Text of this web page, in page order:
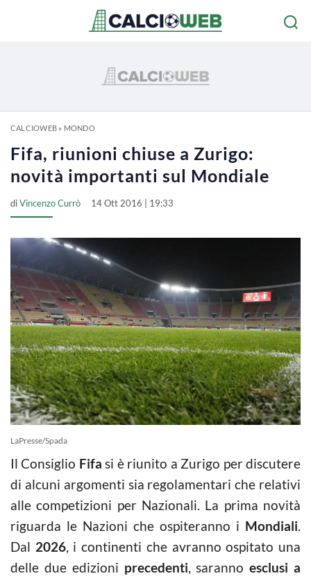
CALCIOWEB» MONDO
Fifa, riunioni chiuse a Zurigo:
novità importanti sul Mondiale
diVincenzo Currò 14 Ott 2016 | 19:33
LaPresse/Spada
Il Consiglio Fifa si è riunito a Zurigo per discutere
di alcuni argomenti sia regolamentari che relativi
alle competizioni per Nazionali. La prima novità
riguarda le Nazioni che ospiteranno i Mondiali.
Dal 2026, i continenti che avranno ospitato una
delle due edizioni precedenti, saranno esclusi a